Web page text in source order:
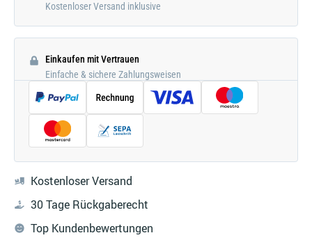
Kostenloser Versand inklusive
Einkaufen mit Vertrauen
Einfache & sichere Zahlungsweisen
Kostenloser Versand
30 Tage Rückgaberecht
Top Kundenbewertungen